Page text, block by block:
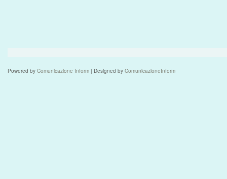
Powered by Comunicazione Inform | Designed by ComunicazioneInform